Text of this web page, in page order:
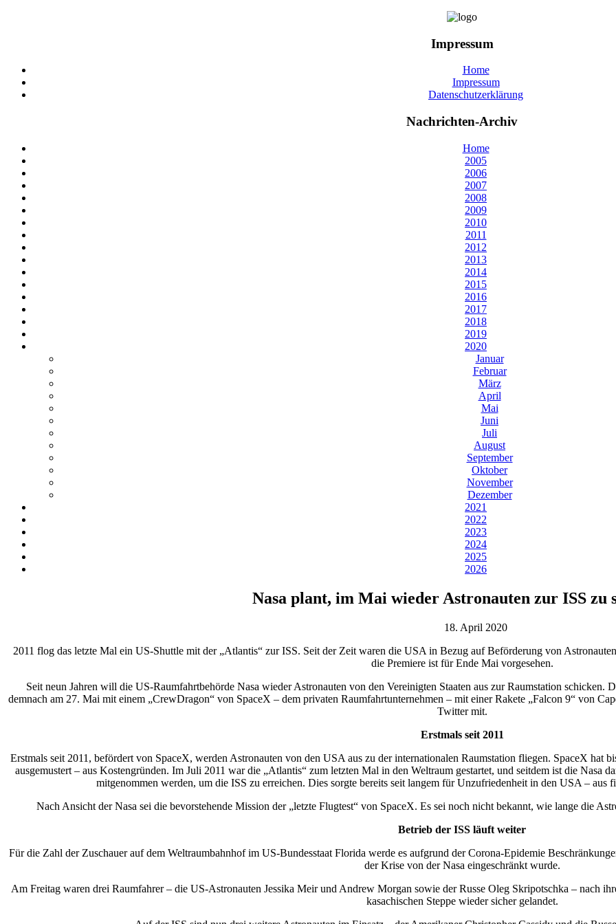
Impressum
Home
Impressum
Datenschutzerklärung
Nachrichten-Archiv
Home
2005
2006
2007
2008
2009
2010
2011
2012
2013
2014
2015
2016
2017
2018
2019
2020
Januar
Februar
März
April
Mai
Juni
Juli
August
September
Oktober
November
Dezember
2021
2022
2023
2024
2025
2026
Nasa plant, im Mai wieder Astronauten zur ISS zu
18. April 2020
2011 flog das letzte Mal ein US-Shuttle mit der „Atlantis“ zur ISS. Seit der Zeit waren die USA in Bezug auf Beförderung von
die Premiere ist für Ende Mai vorgesehen.
Seit neun Jahren will die US-Raumfahrtbehörde Nasa wieder Astronauten von den Vereinigten Staaten aus zur Raumstation
demnach am 27. Mai mit einem „CrewDragon“ von SpaceX – dem privaten Raumfahrtunternehmen – mit einer Rakete „Falcon 9“ von
Twitter mit.
Erstmals seit 2011
Erstmals seit 2011, befördert von SpaceX, werden Astronauten von den USA aus zu der internationalen Raumstation fliegen. SpaceX hat
ausgemustert – aus Kostengründen. Im Juli 2011 war die „Atlantis“ zum letzten Mal in den Weltraum gestartet, und seitdem ist die Nasa
mitgenommen werden, um die ISS zu erreichen. Dies sorgte bereits seit langem für Unzufriedenheit in den USA – aus
Nach Ansicht der Nasa sei die bevorstehende Mission der „letzte Flugtest“ von SpaceX. Es sei noch nicht bekannt, wie lange die
Betrieb der ISS läuft weiter
Für die Zahl der Zuschauer auf dem Weltraumbahnhof im US-Bundesstaat Florida werde es aufgrund der Corona-Epidemie
der Krise von der Nasa eingeschränkt wurde.
Am Freitag waren drei Raumfahrer – die US-Astronauten Jessika Meir und Andrew Morgan sowie der Russe Oleg Skripotschka – nach
kasachischen Steppe wieder sicher gelandet.